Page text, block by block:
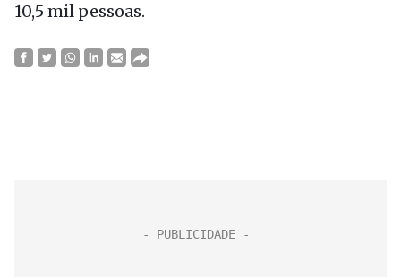
10,5 mil pessoas.